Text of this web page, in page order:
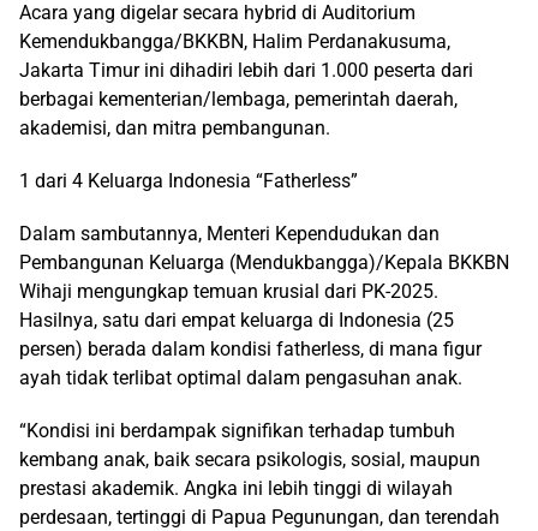
Acara yang digelar secara hybrid di Auditorium
Kemendukbangga/BKKBN, Halim Perdanakusuma,
Jakarta Timur ini dihadiri lebih dari 1.000 peserta dari
berbagai kementerian/lembaga, pemerintah daerah,
akademisi, dan mitra pembangunan.
1 dari 4 Keluarga Indonesia “Fatherless”
Dalam sambutannya, Menteri Kependudukan dan
Pembangunan Keluarga (Mendukbangga)/Kepala BKKBN
Wihaji mengungkap temuan krusial dari PK-2025.
Hasilnya, satu dari empat keluarga di Indonesia (25
persen) berada dalam kondisi fatherless, di mana figur
ayah tidak terlibat optimal dalam pengasuhan anak.
“Kondisi ini berdampak signifikan terhadap tumbuh
kembang anak, baik secara psikologis, sosial, maupun
prestasi akademik. Angka ini lebih tinggi di wilayah
perdesaan, tertinggi di Papua Pegunungan, dan terendah